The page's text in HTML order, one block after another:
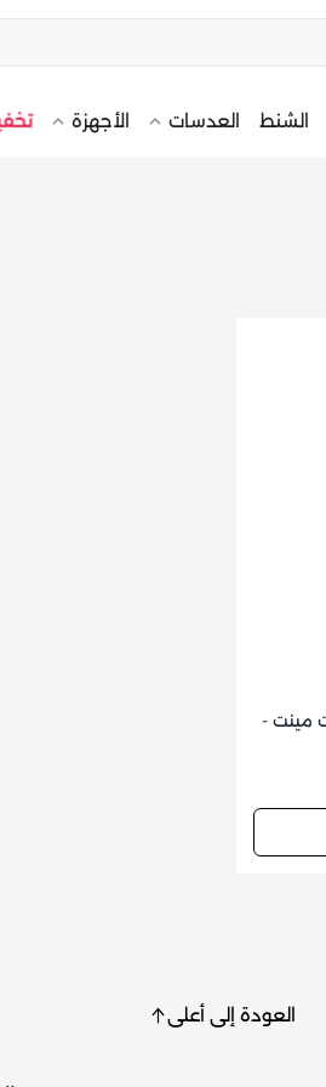
الشنط العدسات الأجهزة
مينت -
العودة إلى أعلى